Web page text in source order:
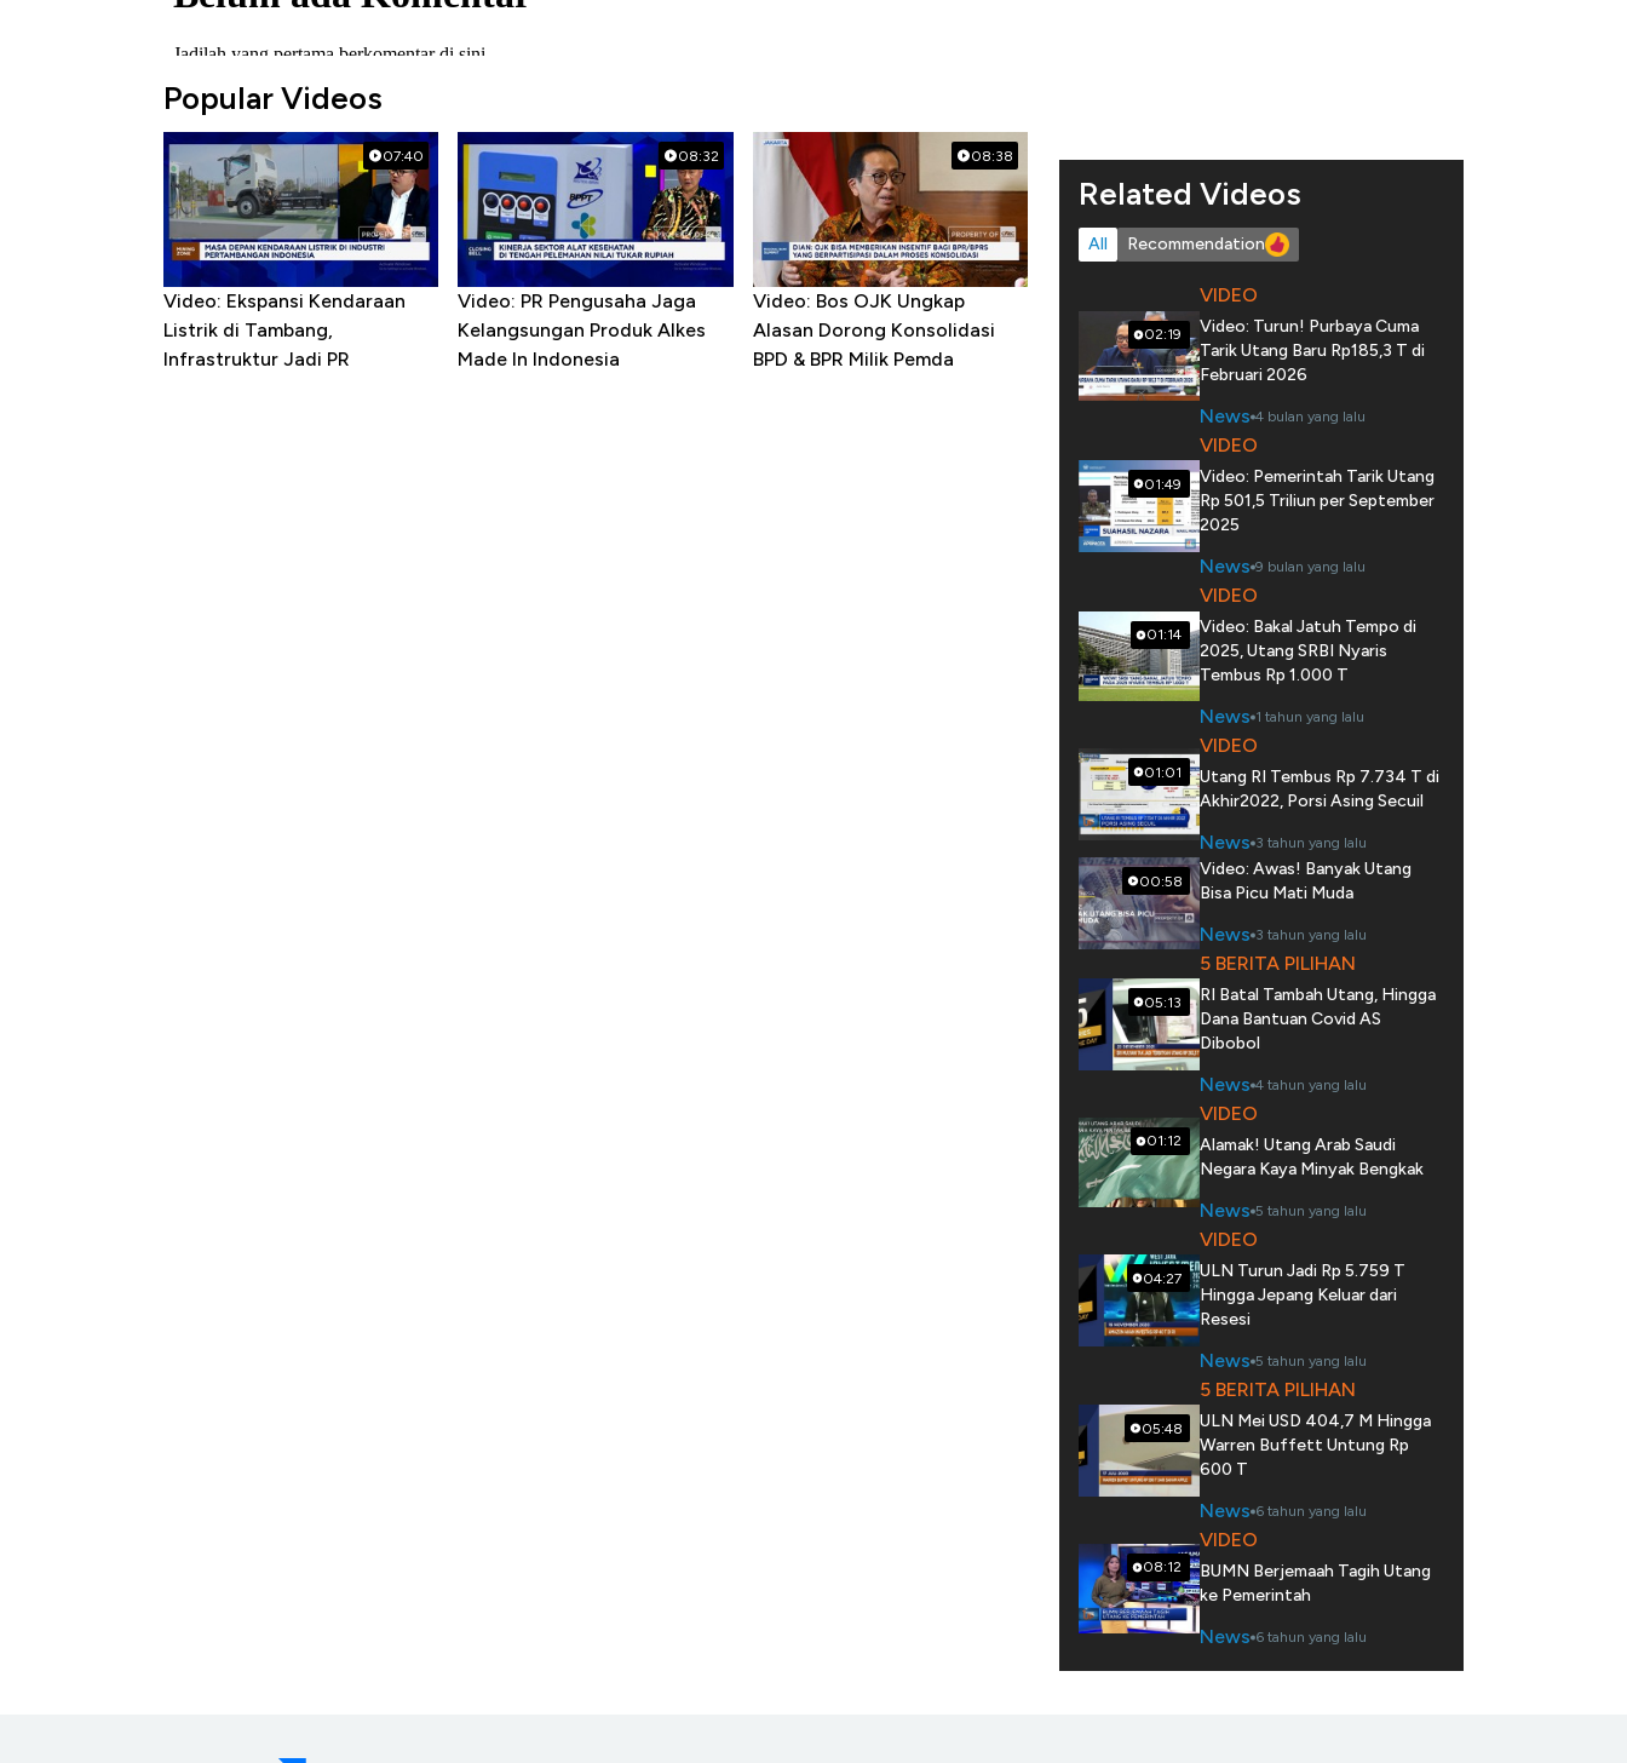
Popular Videos
07:40
Video: Ekspansi Kendaraan
Listrik di Tambang,
Infrastruktur Jadi PR
08:32
Video: PR Pengusaha Jaga
Kelangsungan Produk Alkes
Made In Indonesia
08:38
Video: Bos OJK Ungkap
Alasan Dorong Konsolidasi
BPD & BPR Milik Pemda
Related Videos
All Recommendation
02:19
VIDEO
Video: Turun! Purbaya Cuma
Tarik Utang Baru Rp185,3 T di
Februari 2026
News 4 bulan yang lalu
01:49
VIDEO
Video: Pemerintah Tarik Utang
Rp 501,5 Triliun per September
2025
News 9 bulan yang lalu
01:14
VIDEO
Video: Bakal Jatuh Tempo di
2025, Utang SRBI Nyaris
Tembus Rp 1.000 T
News 1 tahun yang lalu
01:01
VIDEO
Utang RI Tembus Rp 7.734 T di
Akhir2022, Porsi Asing Secuil
News 3 tahun yang lalu
00:58
Video: Awas! Banyak Utang
Bisa Picu Mati Muda
News 3 tahun yang lalu
05:13
5 BERITA PILIHAN
RI Batal Tambah Utang, Hingga
Dana Bantuan Covid AS
Dibobol
News 4 tahun yang lalu
01:12
VIDEO
Alamak! Utang Arab Saudi
Negara Kaya Minyak Bengkak
News 5 tahun yang lalu
04:27
VIDEO
ULN Turun Jadi Rp 5.759 T
Hingga Jepang Keluar dari
Resesi
News 5 tahun yang lalu
05:48
5 BERITA PILIHAN
ULN Mei USD 404,7 M Hingga
Warren Buffett Untung Rp
600 T
News 6 tahun yang lalu
08:12
VIDEO
BUMN Berjemaah Tagih Utang
ke Pemerintah
News 6 tahun yang lalu